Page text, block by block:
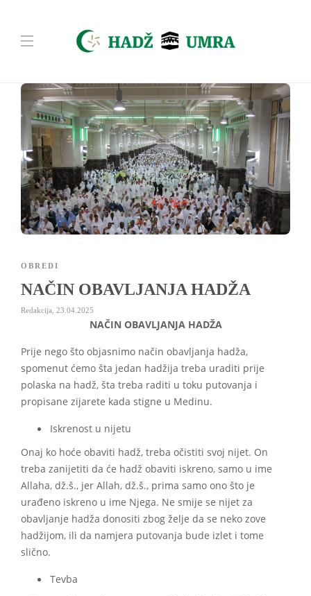
OBREDI
NAČIN OBAVLJANJA HADŽA
Redakcija 23.04.2025
NAČIN OBAVLJANJA HADŽA
Prije nego što objasnimo način obavljanja hadža,
spomenut ćemo šta jedan hadžija treba uraditi prije
polaska na hadž, šta treba raditi u toku putovanja i
propisane zijarete kada stigne u Medinu.
Iskrenost u nijetu
Onaj ko hoće obaviti hadž, treba očistiti svoj nijet. On
treba zanijetiti da će hadž obaviti iskreno, samo u ime
Allaha, dž.š., jer Allah, dž.š., prima samo ono što je
urađeno iskreno u ime Njega. Ne smije se nijet za
obavljanje hadža donositi zbog želje da se neko zove
hadžijom, ili da namjera putovanja bude izlet i tome
slično.
Tevba